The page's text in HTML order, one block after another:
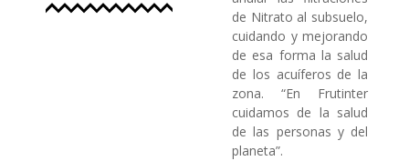
de Nitrato al subsuelo,
cuidando y mejorando
de esa forma la salud
de los acuíferos de la
zona. “En Frutinter
cuidamos de la salud
de las personas y del
planeta”.